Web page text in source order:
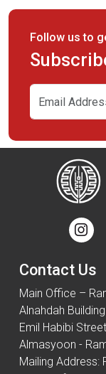
Follow us to
Contact Us
Main Office –
Alnahdah
Emil Habibi Street
Almasyoon -
Mailing